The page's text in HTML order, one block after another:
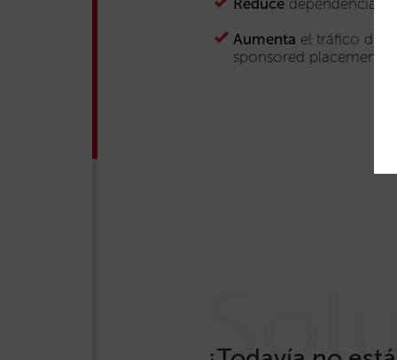
Reduce dependencia
Aumenta el tráfico de
sponsored placements